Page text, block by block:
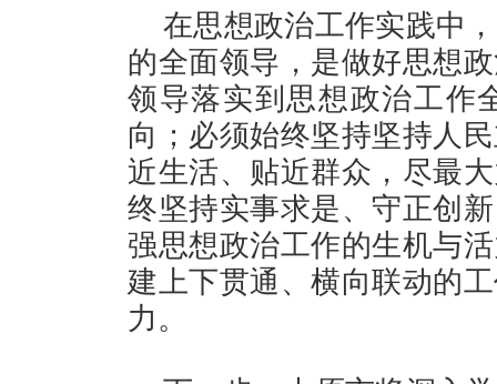
在思想政治工作实践中
的全面领导，是做好思想
领导落实到思想政治工作
向；必须始终坚持坚持人
近生活、贴近群众，尽最
终坚持实事求是、守正创
强思想政治工作的生机与
建上下贯通、横向联动的
力。